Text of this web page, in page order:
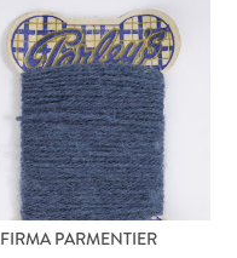
FIRMA PARMENTIER